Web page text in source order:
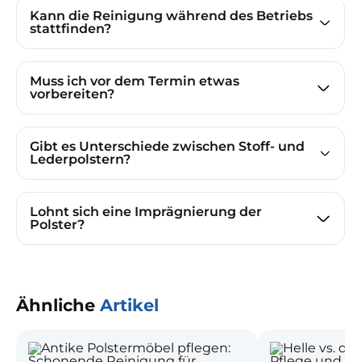
Kann die Reinigung während des Betriebs
stattfinden?
Muss ich vor dem Termin etwas
vorbereiten?
Gibt es Unterschiede zwischen Stoff- und
Lederpolstern?
Lohnt sich eine Imprägnierung der
Polster?
Ähnliche Artikel